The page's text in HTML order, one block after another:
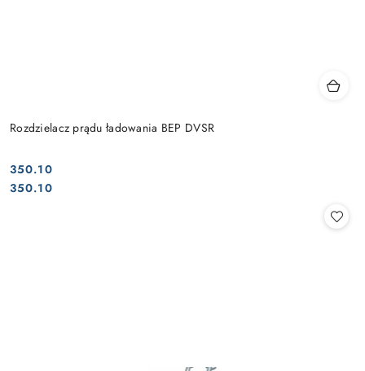
Rozdzielacz prądu ładowania BEP DVSR
Cena:
350.10
Cena:
350.10